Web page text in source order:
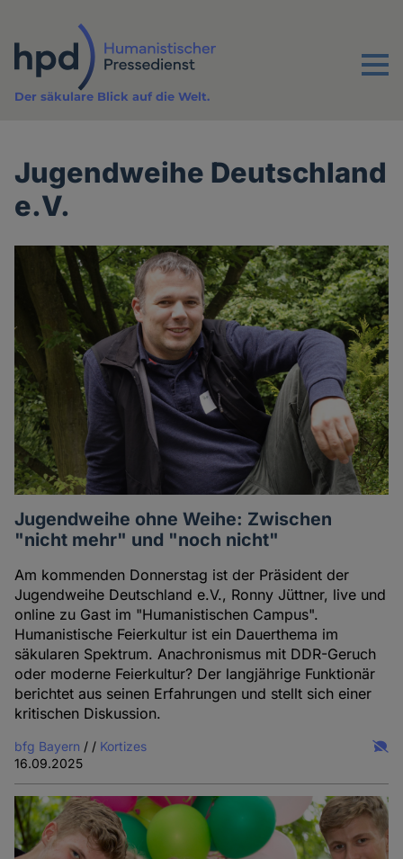
Inhalt
Menu
Der säkulare Blick auf die Welt.
Jugendweihe Deutschland
e.V.
Jugendweihe ohne Weihe: Zwischen
"nicht mehr" und "noch nicht"
Am kommenden Donnerstag ist der Präsident der
Jugendweihe Deutschland e.V., Ronny Jüttner, live und
online zu Gast im "Humanistischen Campus".
Humanistische Feierkultur ist ein Dauerthema im
säkularen Spektrum. Anachronismus mit DDR-Geruch
oder moderne Feierkultur? Der langjährige Funktionär
berichtet aus seinen Erfahrungen und stellt sich einer
kritischen Diskussion.
bfg Bayern / / Kortizes
16.09.2025